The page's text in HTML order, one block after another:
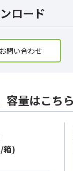
ロード
お問い合わせ
容量はこちら
箱)